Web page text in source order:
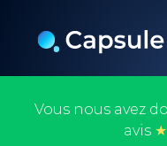
Vous nous avez
avis